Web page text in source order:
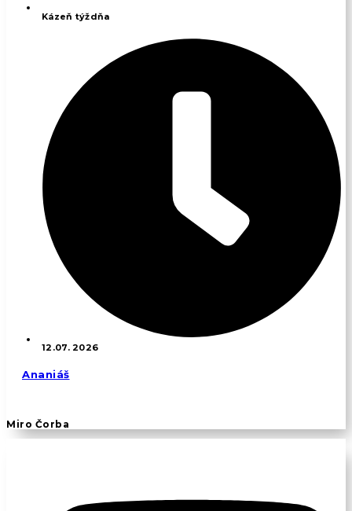
Kázeň týždňa
12.07. 2026
Ananiáš
Miro Čorba